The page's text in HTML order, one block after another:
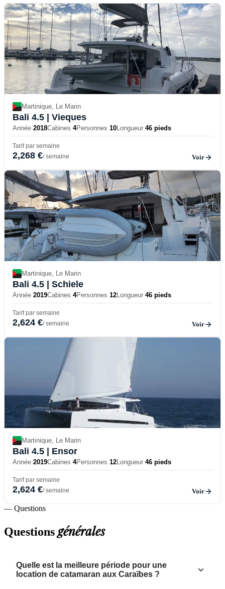
Martinique, Le Marin
Bali 4.5 | Vieques
Année 2018Cabines 4Personnes 10Longueur 46 pieds
Tarif par semaine
2,268 €/ semaine Voir
Martinique, Le Marin
Bali 4.5 | Schiele
Année 2019Cabines 4Personnes 12Longueur 46 pieds
Tarif par semaine
2,624 €/ semaine Voir
Martinique, Le Marin
Bali 4.5 | Ensor
Année 2019Cabines 4Personnes 12Longueur 46 pieds
Tarif par semaine
2,624 €/ semaine Voir
— Questions
Questionsgénérales
Quelle est la meilleure période pour une
location de catamaran aux Caraïbes ?